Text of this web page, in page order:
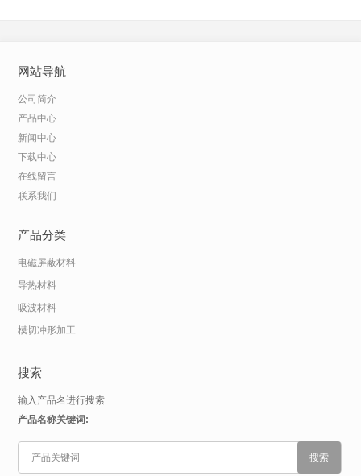
网站导航
公司简介
产品中心
新闻中心
下载中心
在线留言
联系我们
产品分类
电磁屏蔽材料
导热材料
吸波材料
模切冲形加工
搜索
输入产品名进行搜索
产品名称关键词: